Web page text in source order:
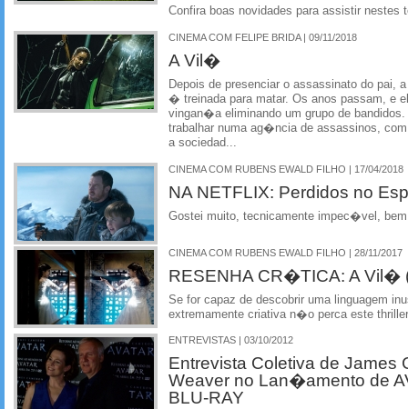
Confira boas novidades para assistir nestes
CINEMA COM FELIPE BRIDA | 09/11/2018
A Vil�
Depois de presenciar o assassinato do pai,
� treinada para matar. Os anos passam, e
vingan�a eliminando um grupo de
trabalhar numa ag�ncia de assassinos,
a sociedad...
CINEMA COM RUBENS EWALD FILHO | 17/04/2018
NA NETFLIX: Perdidos no
Gostei muito, tecnicamente impec�vel,
CINEMA COM RUBENS EWALD FILHO | 28/11/2017
RESENHA CR�TICA: A Vil�
Se for capaz de descobrir uma linguagem
extremamente criativa n�o perca este
ENTREVISTAS | 03/10/2012
Entrevista Coletiva de James
Weaver no Lan�amento de
BLU-RAY